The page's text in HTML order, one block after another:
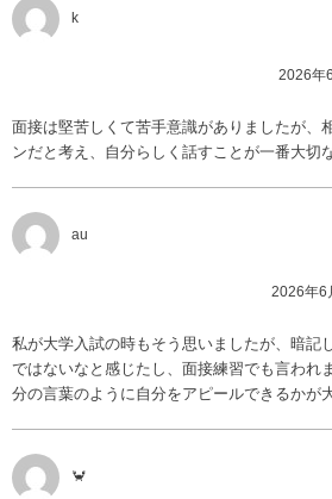
k
2026年
面接は堅苦しくて苦手意識がありましたが、
ンだと考え、自分らしく話すことが一番大切
au
2026年6
私が大学入試の時もそう思いましたが、暗記
ではないなと感じたし、面接練習でも言われ
分の言葉のように自分をアピールできるかが
🦀